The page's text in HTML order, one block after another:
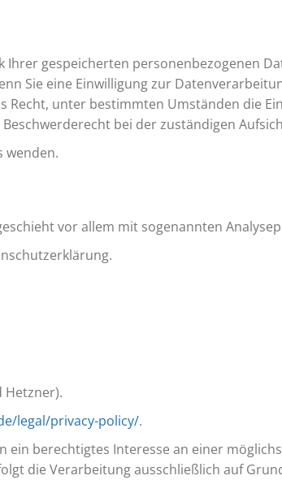
gespeicherten personenbezogenen
Sie eine Einwilligung zur
Recht, unter bestimmten Umständen die
bei der zuständigen
wenden.
vor allem mit sogenannten
Hetzner).
legal/privacy-policy/.
ein berechtigtes Interesse an einer
die Verarbeitung ausschließlich auf